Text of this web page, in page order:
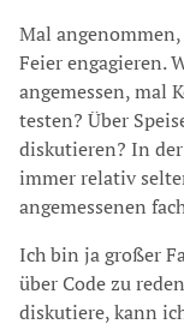
Mal
Feier engagieren.
angemessen, mal
testen? Über
diskutieren? In
immer relativ
angemessenen
Ich bin ja großer
über Code zu
diskutiere, kann